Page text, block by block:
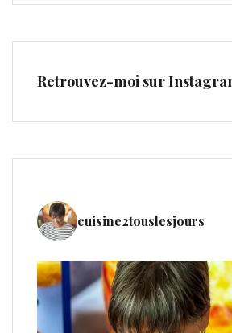
Retrouvez-moi sur
cuisine2touslesjours